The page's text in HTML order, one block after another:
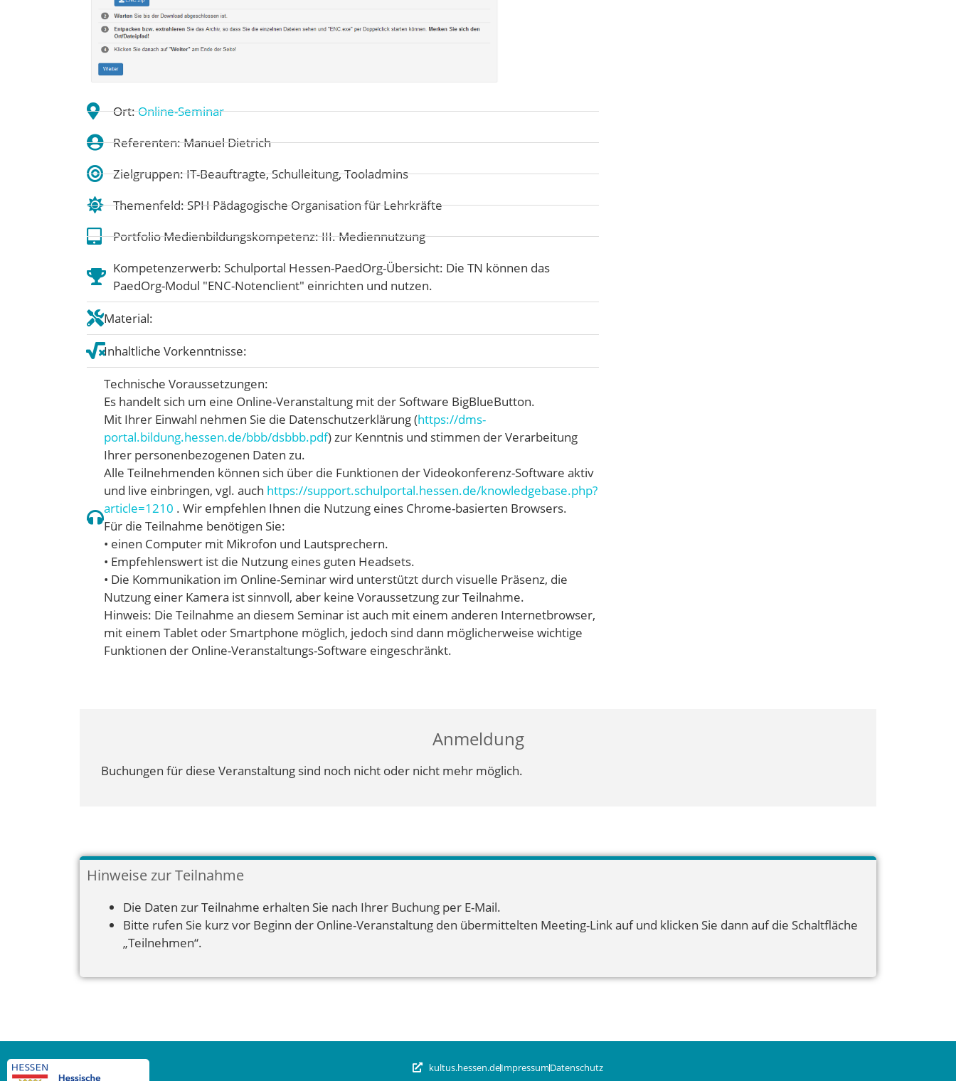
Ort:Online-Seminar
Referenten: Manuel Dietrich
Zielgruppen: IT-Beauftragte, Schulleitung, Tooladmins
Themenfeld:SPH Pädagogische Organisation für Lehrkräfte
Portfolio Medienbildungskompetenz:III. Mediennutzung
Kompetenzerwerb: Schulportal Hessen-PaedOrg-Übersicht: Die TN können das
PaedOrg-Modul "ENC-Notenclient" einrichten und nutzen.
Material:
Inhaltliche Vorkenntnisse:
Technische Voraussetzungen:
Es handelt sich um eine Online-Veranstaltung mit der Software BigBlueButton.
Mit Ihrer Einwahl nehmen Sie die Datenschutzerklärung (https://dms-
portal.bildung.hessen.de/bbb/dsbbb.pdf) zur Kenntnis und stimmen der Verarbeitung
Ihrer personenbezogenen Daten zu.
Alle Teilnehmenden können sich über die Funktionen der Videokonferenz-Software aktiv
und live einbringen, vgl. auch https://support.schulportal.hessen.de/knowledgebase.php?
article=1210 . Wir empfehlen Ihnen die Nutzung eines Chrome-basierten Browsers.
Für die Teilnahme benötigen Sie:
• einen Computer mit Mikrofon und Lautsprechern.
• Empfehlenswert ist die Nutzung eines guten Headsets.
• Die Kommunikation im Online-Seminar wird unterstützt durch visuelle Präsenz, die
Nutzung einer Kamera ist sinnvoll, aber keine Voraussetzung zur Teilnahme.
Hinweis: Die Teilnahme an diesem Seminar ist auch mit einem anderen Internetbrowser,
mit einem Tablet oder Smartphone möglich, jedoch sind dann möglicherweise wichtige
Funktionen der Online-Veranstaltungs-Software eingeschränkt.
Anmeldung
Buchungen für diese Veranstaltung sind noch nicht oder nicht mehr möglich.
Hinweise zur Teilnahme
Die Daten zur Teilnahme erhalten Sie nach Ihrer Buchung per E-Mail.
Bitte rufen Sie kurz vor Beginn der Online-Veranstaltung den übermittelten Meeting-Link auf und klicken Sie dann auf die Schaltfläche
„Teilnehmen“.
kultus.hessen.deImpressumDatenschutz